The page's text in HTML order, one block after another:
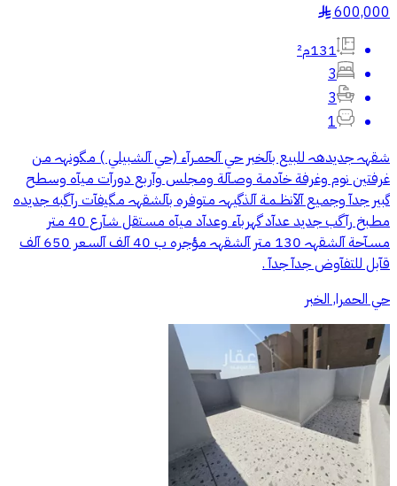
600,000
§
131م²
3
3
1
شـقهہ جديدهہ للبيع بآلخبر حي آلحمـرآء (حي آلشـبيلي ) مـگونهہ مـن
غرفتين نوم وغرفة خآدمـة وصـآلة ومـجلس وآربع دورآت مـيآه وسـطـح
گبير جدآ وجمـيع آلآنظــمـة آلذگيهہ مـتوفره بآلشـقهہ مـگيفآت رآگبه جديده
مـطـبخ رآگب جديد عدآد گهربآء وعدآد مـيآه مـسـتقل شـآرع 40 مـتر
مـسـآحة آلشـقهہ 130 مـتر آلشـقهہ مـؤجره ب 40 آلف آلسـعر 650 آلف
قآبل للتفآوض جدآ جدآ .
حي الحمرا, الخبر